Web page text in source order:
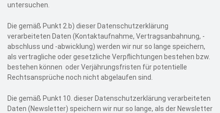
untersuchen.
Die gemäß Punkt 2.b) dieser Datenschutzerklärung
verarbeiteten Daten (Kontaktaufnahme, Vertragsanbahnung, -
abschluss und -abwicklung) werden wir nur so lange speichern,
als vertragliche oder gesetzliche Verpflichtungen bestehen bzw.
bestehen können oder Verjährungsfristen für potentielle
Rechtsansprüche noch nicht abgelaufen sind.
Die gemäß Punkt 10. dieser Datenschutzerklärung verarbeiteten
Daten (Newsletter) speichern wir nur so lange, als der Newsletter